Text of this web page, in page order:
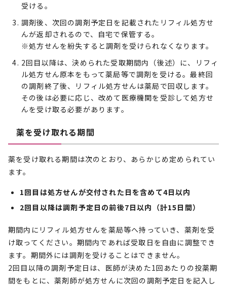
受ける。
調剤後、次回の調剤予定日を記載されたリフィル処方せ
んが返却されるので、自宅で保管する。
※処方せんを紛失すると調剤を受けられなくなります。
2回目以降は、決められた受取期間内（後述）に、リフィ
ル処方せん原本をもって薬局等で調剤を受ける。最終回
の調剤終了後、リフィル処方せんは薬局で回収します。
その後は必要に応じ、改めて医療機関を受診して処方せ
んを受け取る必要があります。
薬を受け取れる期間
薬を受け取れる期間は次のとおり、あらかじめ定められてい
ます。
1回目は処方せんが交付された日を含めて4日以内
2回目以降は調剤予定日の前後7日以内（計15日間）
期間内にリフィル処方せんを薬局等へ持っていき、薬剤を受
け取ってください。期間内であれば受取日を自由に調整でき
ます。期間外には調剤を受けることはできません。
2回目以降の調剤予定日は、医師が決めた1回あたりの投薬期
間をもとに、薬剤師が処方せんに次回の調剤予定日を記入し